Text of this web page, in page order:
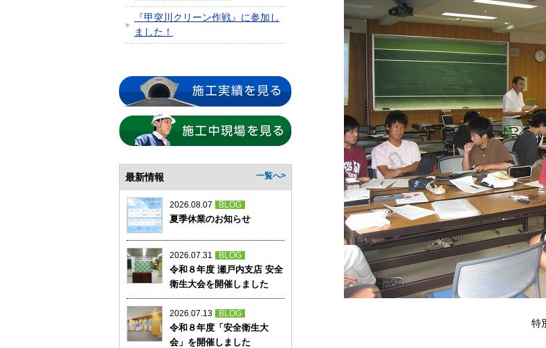
特
『甲突川クリーン作戦』に参加し
ました！
最新情報 一覧へ>
2026.08.07 BLOG
夏季休業のお知らせ
2026.07.31 BLOG
令和８年度 瀬戸内支店 安全
衛生大会を開催しました
2026.07.13 BLOG
令和８年度「安全衛生大
会」を開催しました